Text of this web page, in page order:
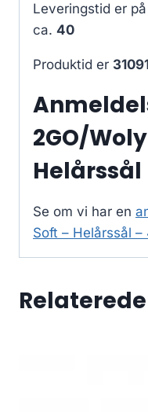
Leveringstid er
ca. 40
Produktid er
2GO/
Helårssål
Se om vi har en
Soft – Helårssål –